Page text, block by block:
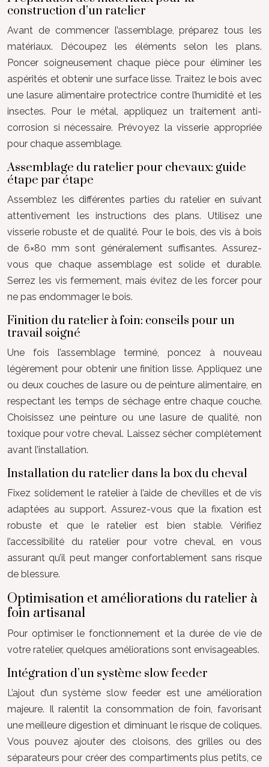
construction d’un ratelier
Avant de commencer l’assemblage, préparez tous les
matériaux. Découpez les éléments selon les plans.
Poncer soigneusement chaque pièce pour éliminer les
aspérités et obtenir une surface lisse. Traitez le bois avec
une lasure alimentaire protectrice contre l’humidité et les
insectes. Pour le métal, appliquez un traitement anti-
corrosion si nécessaire. Prévoyez la visserie appropriée
pour chaque assemblage.
Assemblage du ratelier pour chevaux: guide
étape par étape
Assemblez les différentes parties du ratelier en suivant
attentivement les instructions des plans. Utilisez une
visserie robuste et de qualité. Pour le bois, des vis à bois
de 6×80 mm sont généralement suffisantes. Assurez-
vous que chaque assemblage est solide et durable.
Serrez les vis fermement, mais évitez de les forcer pour
ne pas endommager le bois.
Finition du ratelier à foin: conseils pour un
travail soigné
Une fois l’assemblage terminé, poncez à nouveau
légèrement pour obtenir une finition lisse. Appliquez une
ou deux couches de lasure ou de peinture alimentaire, en
respectant les temps de séchage entre chaque couche.
Choisissez une peinture ou une lasure de qualité, non
toxique pour votre cheval. Laissez sécher complètement
avant l’installation.
Installation du ratelier dans la box du cheval
Fixez solidement le ratelier à l’aide de chevilles et de vis
adaptées au support. Assurez-vous que la fixation est
robuste et que le ratelier est bien stable. Vérifiez
l’accessibilité du ratelier pour votre cheval, en vous
assurant qu’il peut manger confortablement sans risque
de blessure.
Optimisation et améliorations du ratelier à
foin artisanal
Pour optimiser le fonctionnement et la durée de vie de
votre ratelier, quelques améliorations sont envisageables.
Intégration d’un système slow feeder
L’ajout d’un système slow feeder est une amélioration
majeure. Il ralentit la consommation de foin, favorisant
une meilleure digestion et diminuant le risque de coliques.
Vous pouvez ajouter des cloisons, des grilles ou des
séparateurs pour créer des compartiments plus petits, ce